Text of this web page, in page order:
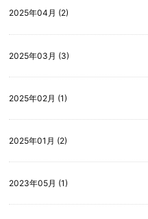
2025年04月 (2)
2025年03月 (3)
2025年02月 (1)
2025年01月 (2)
2023年05月 (1)